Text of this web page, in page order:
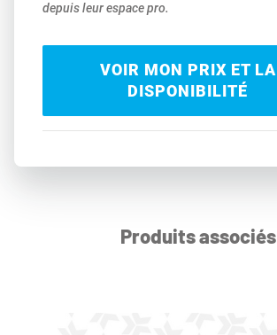
depuis leur espace pro.
VOIR MON PRIX ET LA
DISPONIBILITÉ
Produits associés